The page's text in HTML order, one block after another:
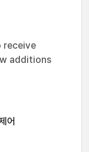
receive
additions
어